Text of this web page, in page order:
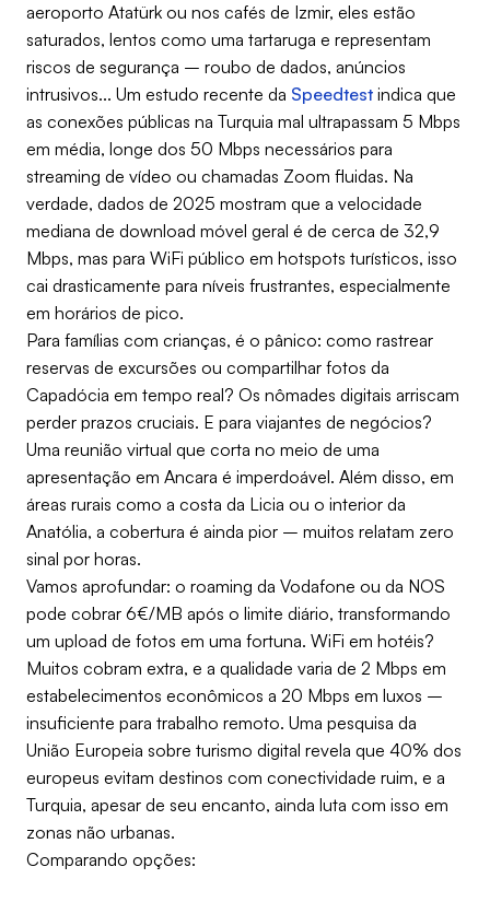
aeroporto Atatürk ou nos cafés de Izmir, eles estão
saturados, lentos como uma tartaruga e representam
riscos de segurança – roubo de dados, anúncios
intrusivos... Um estudo recente da Speedtest indica que
as conexões públicas na Turquia mal ultrapassam 5 Mbps
em média, longe dos 50 Mbps necessários para
streaming de vídeo ou chamadas Zoom fluidas. Na
verdade, dados de 2025 mostram que a velocidade
mediana de download móvel geral é de cerca de 32,9
Mbps, mas para WiFi público em hotspots turísticos, isso
cai drasticamente para níveis frustrantes, especialmente
em horários de pico.
Para famílias com crianças, é o pânico: como rastrear
reservas de excursões ou compartilhar fotos da
Capadócia em tempo real? Os nômades digitais arriscam
perder prazos cruciais. E para viajantes de negócios?
Uma reunião virtual que corta no meio de uma
apresentação em Ancara é imperdoável. Além disso, em
áreas rurais como a costa da Licia ou o interior da
Anatólia, a cobertura é ainda pior – muitos relatam zero
sinal por horas.
Vamos aprofundar: o roaming da Vodafone ou da NOS
pode cobrar 6€/MB após o limite diário, transformando
um upload de fotos em uma fortuna. WiFi em hotéis?
Muitos cobram extra, e a qualidade varia de 2 Mbps em
estabelecimentos econômicos a 20 Mbps em luxos –
insuficiente para trabalho remoto. Uma pesquisa da
União Europeia sobre turismo digital revela que 40% dos
europeus evitam destinos com conectividade ruim, e a
Turquia, apesar de seu encanto, ainda luta com isso em
zonas não urbanas.
Comparando opções: